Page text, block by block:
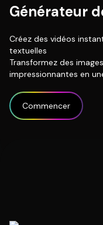
Générateur
Créez des vidéos
textuelles
Transformez des
impressionnantes en
Commencer